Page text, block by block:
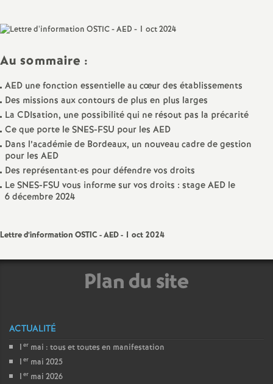
i
o
n
a
E
Au sommaire :
AED une fonction essentielle au cœur des établissements
Des missions aux contours de plus en plus larges
La CDIsation, une possibilité qui ne résout pas la précarité
Ce que porte le SNES-FSU pour les AED
Dans l’académie de Bordeaux, un nouveau cadre de gestion
pour les AED
Des représentant·es pour défendre vos droits
Le SNES-FSU vous informe sur vos droits : stage AED le
6 décembre 2024
Lettre d’information OSTIC - AED - 1 oct 2024
Plan du site
ACTUALITÉ
1 er mai : tous et toutes en manifestation
1 er mai 2025
1 er mai 2026